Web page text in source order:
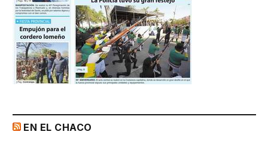
EN EL CHACO